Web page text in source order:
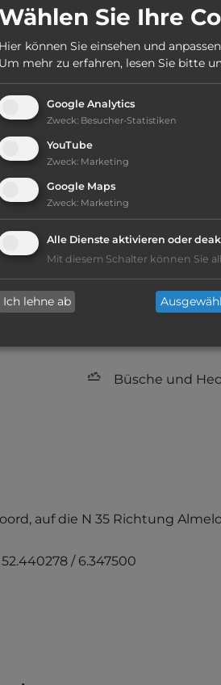
Hygiene:
Service:
Büsche und
auf die N 35 Richtung
52.440278 / 6.347500
Sie Ihre
Hier können Sie einsehen und
Um mehr zu erfahren, lesen Sie bitte
Google Analytics
Zweck: Besucher-Statistiken
YouTube
Zweck: Marketing
Google Maps
Zweck: Marketing
Alle Dienste aktivieren oder
Mit diesem Schalter können Sie
Ich lehne ab